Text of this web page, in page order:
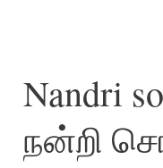
Nandri
நன்றி